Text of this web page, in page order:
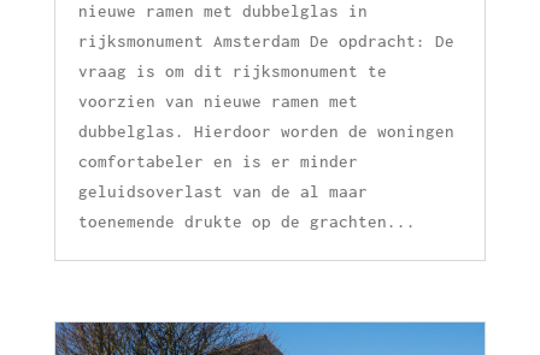
nieuwe ramen met dubbelglas in
rijksmonument Amsterdam De opdracht: De
vraag is om dit rijksmonument te
voorzien van nieuwe ramen met
dubbelglas. Hierdoor worden de woningen
comfortabeler en is er minder
geluidsoverlast van de al maar
toenemende drukte op de grachten...